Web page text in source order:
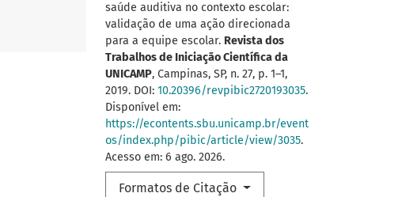
saúde auditiva no contexto escolar:
validação de uma ação direcionada
para a equipe escolar. Revista dos
Trabalhos de Iniciação Científica da
UNICAMP, Campinas, SP, n. 27, p. 1–1,
2019. DOI: 10.20396/revpibic2720193035.
Disponível em:
https://econtents.sbu.unicamp.br/event
os/index.php/pibic/article/view/3035.
Acesso em: 6 ago. 2026.
Formatos de Citação